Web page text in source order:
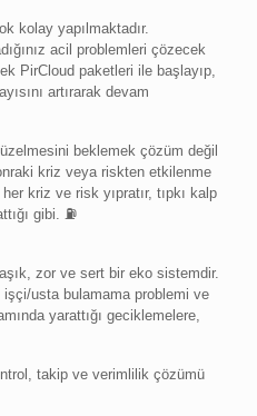
kolay yapılmaktadır.
acil problemleri çözecek
PirCloud paketleri ile başlayıp,
artırarak devam
beklemek çözüm değil
kriz veya riskten etkilenme
kriz ve risk yıpratır, tıpkı kalp
gibi. ⛽️
zor ve sert bir eko sistemdir.
işçi/usta bulamama problemi ve
yarattığı geciklemelere,
takip ve verimlilik çözümü